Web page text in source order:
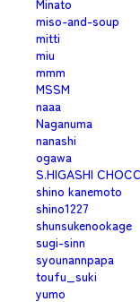
Minato
miso-and-soup
mitti
miu
mmm
MSSM
naaa
Naganuma
nanashi
ogawa
S.HIGASHI
shino kanemoto
shino1227
shunsukenookage
sugi-sinn
syounannpapa
toufu_suki
yumo